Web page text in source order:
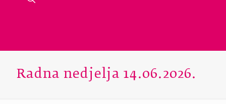
Radna nedjelja 14.06.2026.